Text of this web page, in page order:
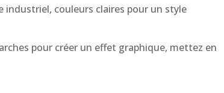
industriel, couleurs claires pour un style
pour créer un effet graphique, mettez en